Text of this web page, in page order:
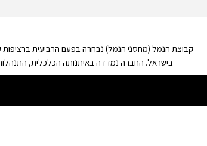
קבוצת הנמל (מחסני הנמל) נבחרה בפעם הרביעית ברציפות
בישראל. החברה נמדדה באיתנותה הכלכלית,